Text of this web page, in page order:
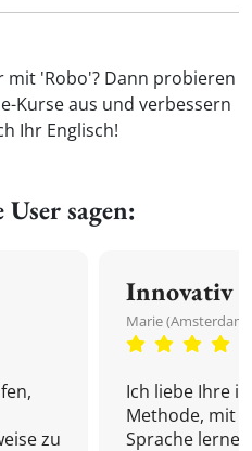
mit 'Robo'? Dann probieren
Kurse aus und verbessern
Ihr Englisch!
User sagen:
zu
Innovativ
Marie
Ich liebe Ihre
Methode, mit
Sprache